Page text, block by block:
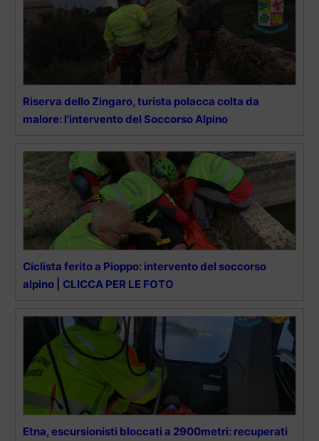
Riserva dello Zingaro, turista polacca colta da
malore: l’intervento del Soccorso Alpino
Ciclista ferito a Pioppo: intervento del soccorso
alpino | CLICCA PER LE FOTO
Etna, escursionisti bloccati a 2900metri: recuperati